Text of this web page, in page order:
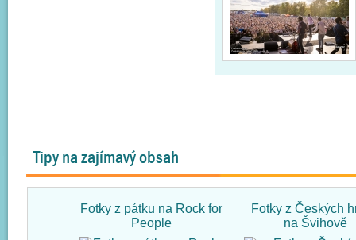
Tipy na zajímavý obsah
Fotky z pátku na Rock for
People
Fotky z Českých
na Švihově